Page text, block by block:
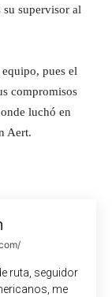
su supervisor al
pues el
compromisos
luchó en
Aert.
ruta, seguidor
me